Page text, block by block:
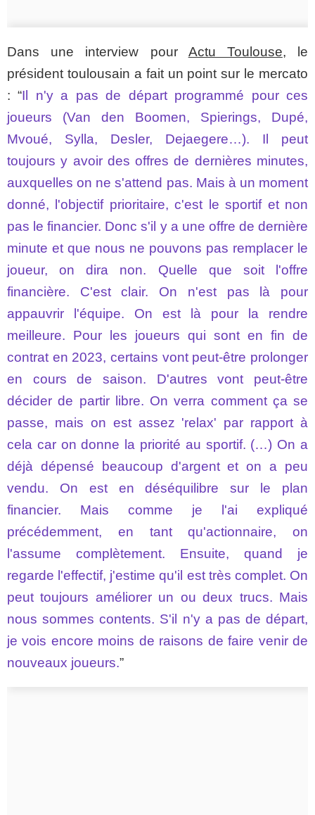
Dans une interview pour Actu Toulouse, le
président toulousain a fait un point sur le mercato
: “Il n'y a pas de départ programmé pour ces
joueurs (Van den Boomen, Spierings, Dupé,
Mvoué, Sylla, Desler, Dejaegere…). Il peut
toujours y avoir des offres de dernières minutes,
auxquelles on ne s'attend pas. Mais à un moment
donné, l'objectif prioritaire, c'est le sportif et non
pas le financier. Donc s'il y a une offre de dernière
minute et que nous ne pouvons pas remplacer le
joueur, on dira non. Quelle que soit l'offre
financière. C'est clair. On n'est pas là pour
appauvrir l'équipe. On est là pour la rendre
meilleure. Pour les joueurs qui sont en fin de
contrat en 2023, certains vont peut-être prolonger
en cours de saison. D'autres vont peut-être
décider de partir libre. On verra comment ça se
passe, mais on est assez 'relax' par rapport à
cela car on donne la priorité au sportif. (…) On a
déjà dépensé beaucoup d'argent et on a peu
vendu. On est en déséquilibre sur le plan
financier. Mais comme je l'ai expliqué
précédemment, en tant qu'actionnaire, on
l'assume complètement. Ensuite, quand je
regarde l'effectif, j'estime qu'il est très complet. On
peut toujours améliorer un ou deux trucs. Mais
nous sommes contents. S'il n'y a pas de départ,
je vois encore moins de raisons de faire venir de
nouveaux joueurs.”